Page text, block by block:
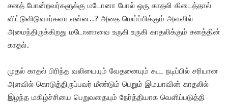
சனத் போன்றவர்களுக்கு மடோனா போல் ஒரு காதலி கிடைத்தால்
விட்டுவிடுவார்களா என்ன..? அதை மெய்ப்பிக்கும் அளவில்
அமைந்திருக்கிறது மடோனாவை உருகி உருகி காதலிக்கும் சனத்தின்
காதல்.
முதல் காதல் பிரிந்த வலியையும் வேதனையும் கூட நடிப்பில் சரியான
அளவில் கொடுத்திருப்பவர் மீண்டும் பெறும் இமயாவின் காதலில்
இழந்த மகிழ்ச்சியை பெறுவதையும் நேர்த்தியாக வெளிப்படுத்தி